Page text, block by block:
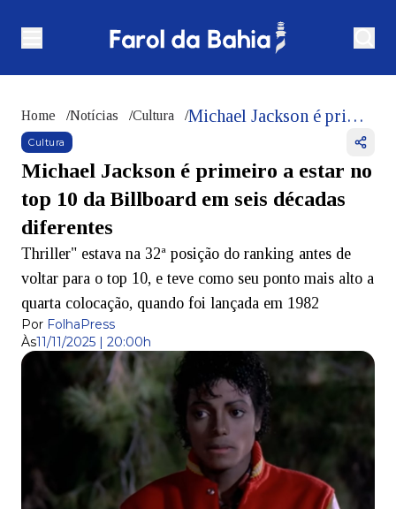
Home /Notícias /Cultura / Michael Jackson é primeiro a estar no top 10 da Billboard em seis décadas diferentes
Cultura
Michael Jackson é primeiro a estar no
top 10 da Billboard em seis décadas
diferentes
Thriller" estava na 32ª posição do ranking antes de
voltar para o top 10, e teve como seu ponto mais alto a
quarta colocação, quando foi lançada em 1982
Por FolhaPress
Às11/11/2025 | 20:00h